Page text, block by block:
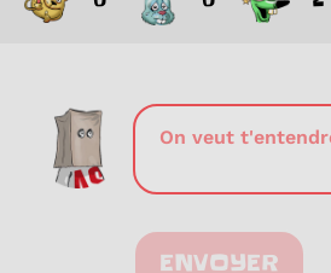
ENVOYER